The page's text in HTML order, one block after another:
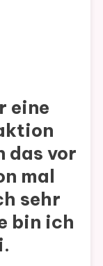
eine
das vor
mal
sehr
bin ich